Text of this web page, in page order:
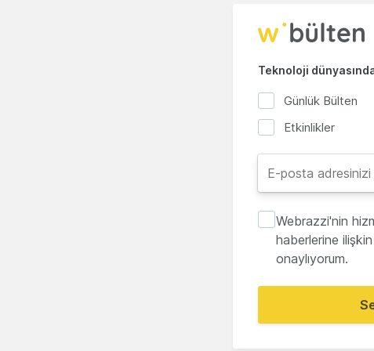
Teknoloji
Günlük Bülten
Etkinlikler
Webrazzi'nin
haberlerine
onaylıyorum.